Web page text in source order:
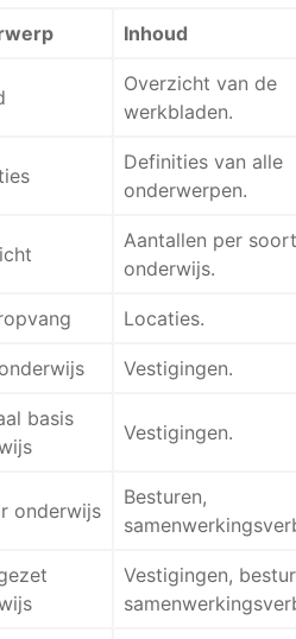
Inhoud
Overzicht van de
werkbladen.
Definities van alle
onderwerpen.
Aantallen per soort
onderwijs.
Locaties.
Vestigingen.
basis
Vestigingen.
onderwijs
Besturen,
Vestigingen,